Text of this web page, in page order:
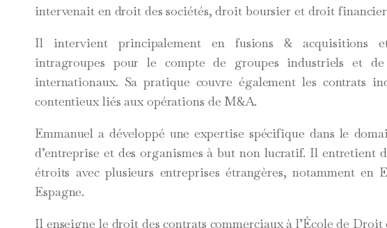
intervenait en droit des sociétés, droit boursier et droit
Il intervient principalement en fusions & acquisitions
intragroupes pour le compte de groupes industriels et
internationaux. Sa pratique couvre également les contrats
contentieux liés aux opérations de M&A.
Emmanuel a développé une expertise spécifique dans le
d’entreprise et des organismes à but non lucratif. Il entretient
étroits avec plusieurs entreprises étrangères, notamment en
Espagne.
Il enseigne le droit des contrats commerciaux à l’École de Droit